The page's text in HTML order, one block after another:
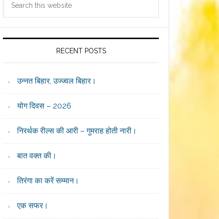
Sidebar
RECENT POSTS
उन्नत बिहार, उज्ज्वल बिहार।
योग दिवस – 2026
निरर्थक रील्स की आरी – गुमराह होती नारी।
बात वक्त की।
तिरंगा का करें सम्मान।
एक सफर।